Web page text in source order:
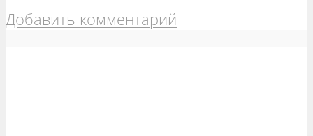
Добавить комментарий